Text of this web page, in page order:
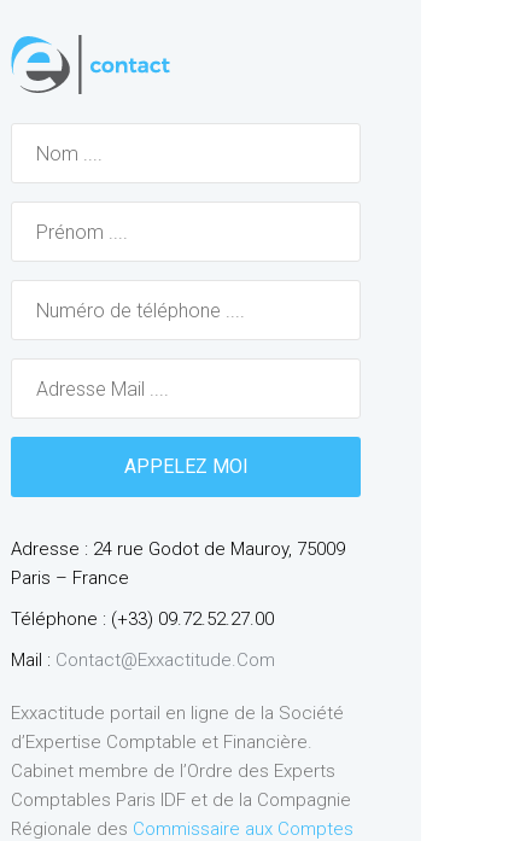
Adresse : 24 rue Godot de Mauroy, 75009
Paris – France
Téléphone : (+33) 09.72.52.27.00
Mail : Contact@exxactitude.com
Exxactitude portail en ligne de la Société
d’Expertise Comptable et Financière.
Cabinet membre de l’Ordre des Experts
Comptables Paris IDF et de la Compagnie
Régionale des Commissaire aux Comptes